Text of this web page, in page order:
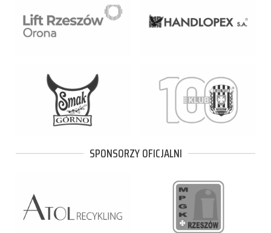
SPONSORZY OFICJALNI